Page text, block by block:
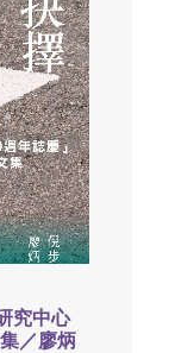
究中心
／廖炳